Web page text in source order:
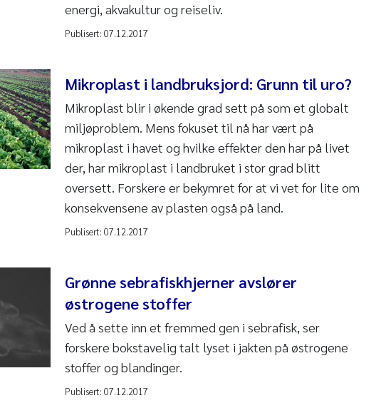
energi, akvakultur og reiseliv.
Publisert: 07.12.2017
Mikroplast i landbruksjord: Grunn til uro?
Mikroplast blir i økende grad sett på som et globalt
miljøproblem. Mens fokuset til nå har vært på
mikroplast i havet og hvilke effekter den har på livet
der, har mikroplast i landbruket i stor grad blitt
oversett. Forskere er bekymret for at vi vet for lite om
konsekvensene av plasten også på land.
Publisert: 07.12.2017
Grønne sebrafiskhjerner avslører
østrogene stoffer
Ved å sette inn et fremmed gen i sebrafisk, ser
forskere bokstavelig talt lyset i jakten på østrogene
stoffer og blandinger.
Publisert: 07.12.2017